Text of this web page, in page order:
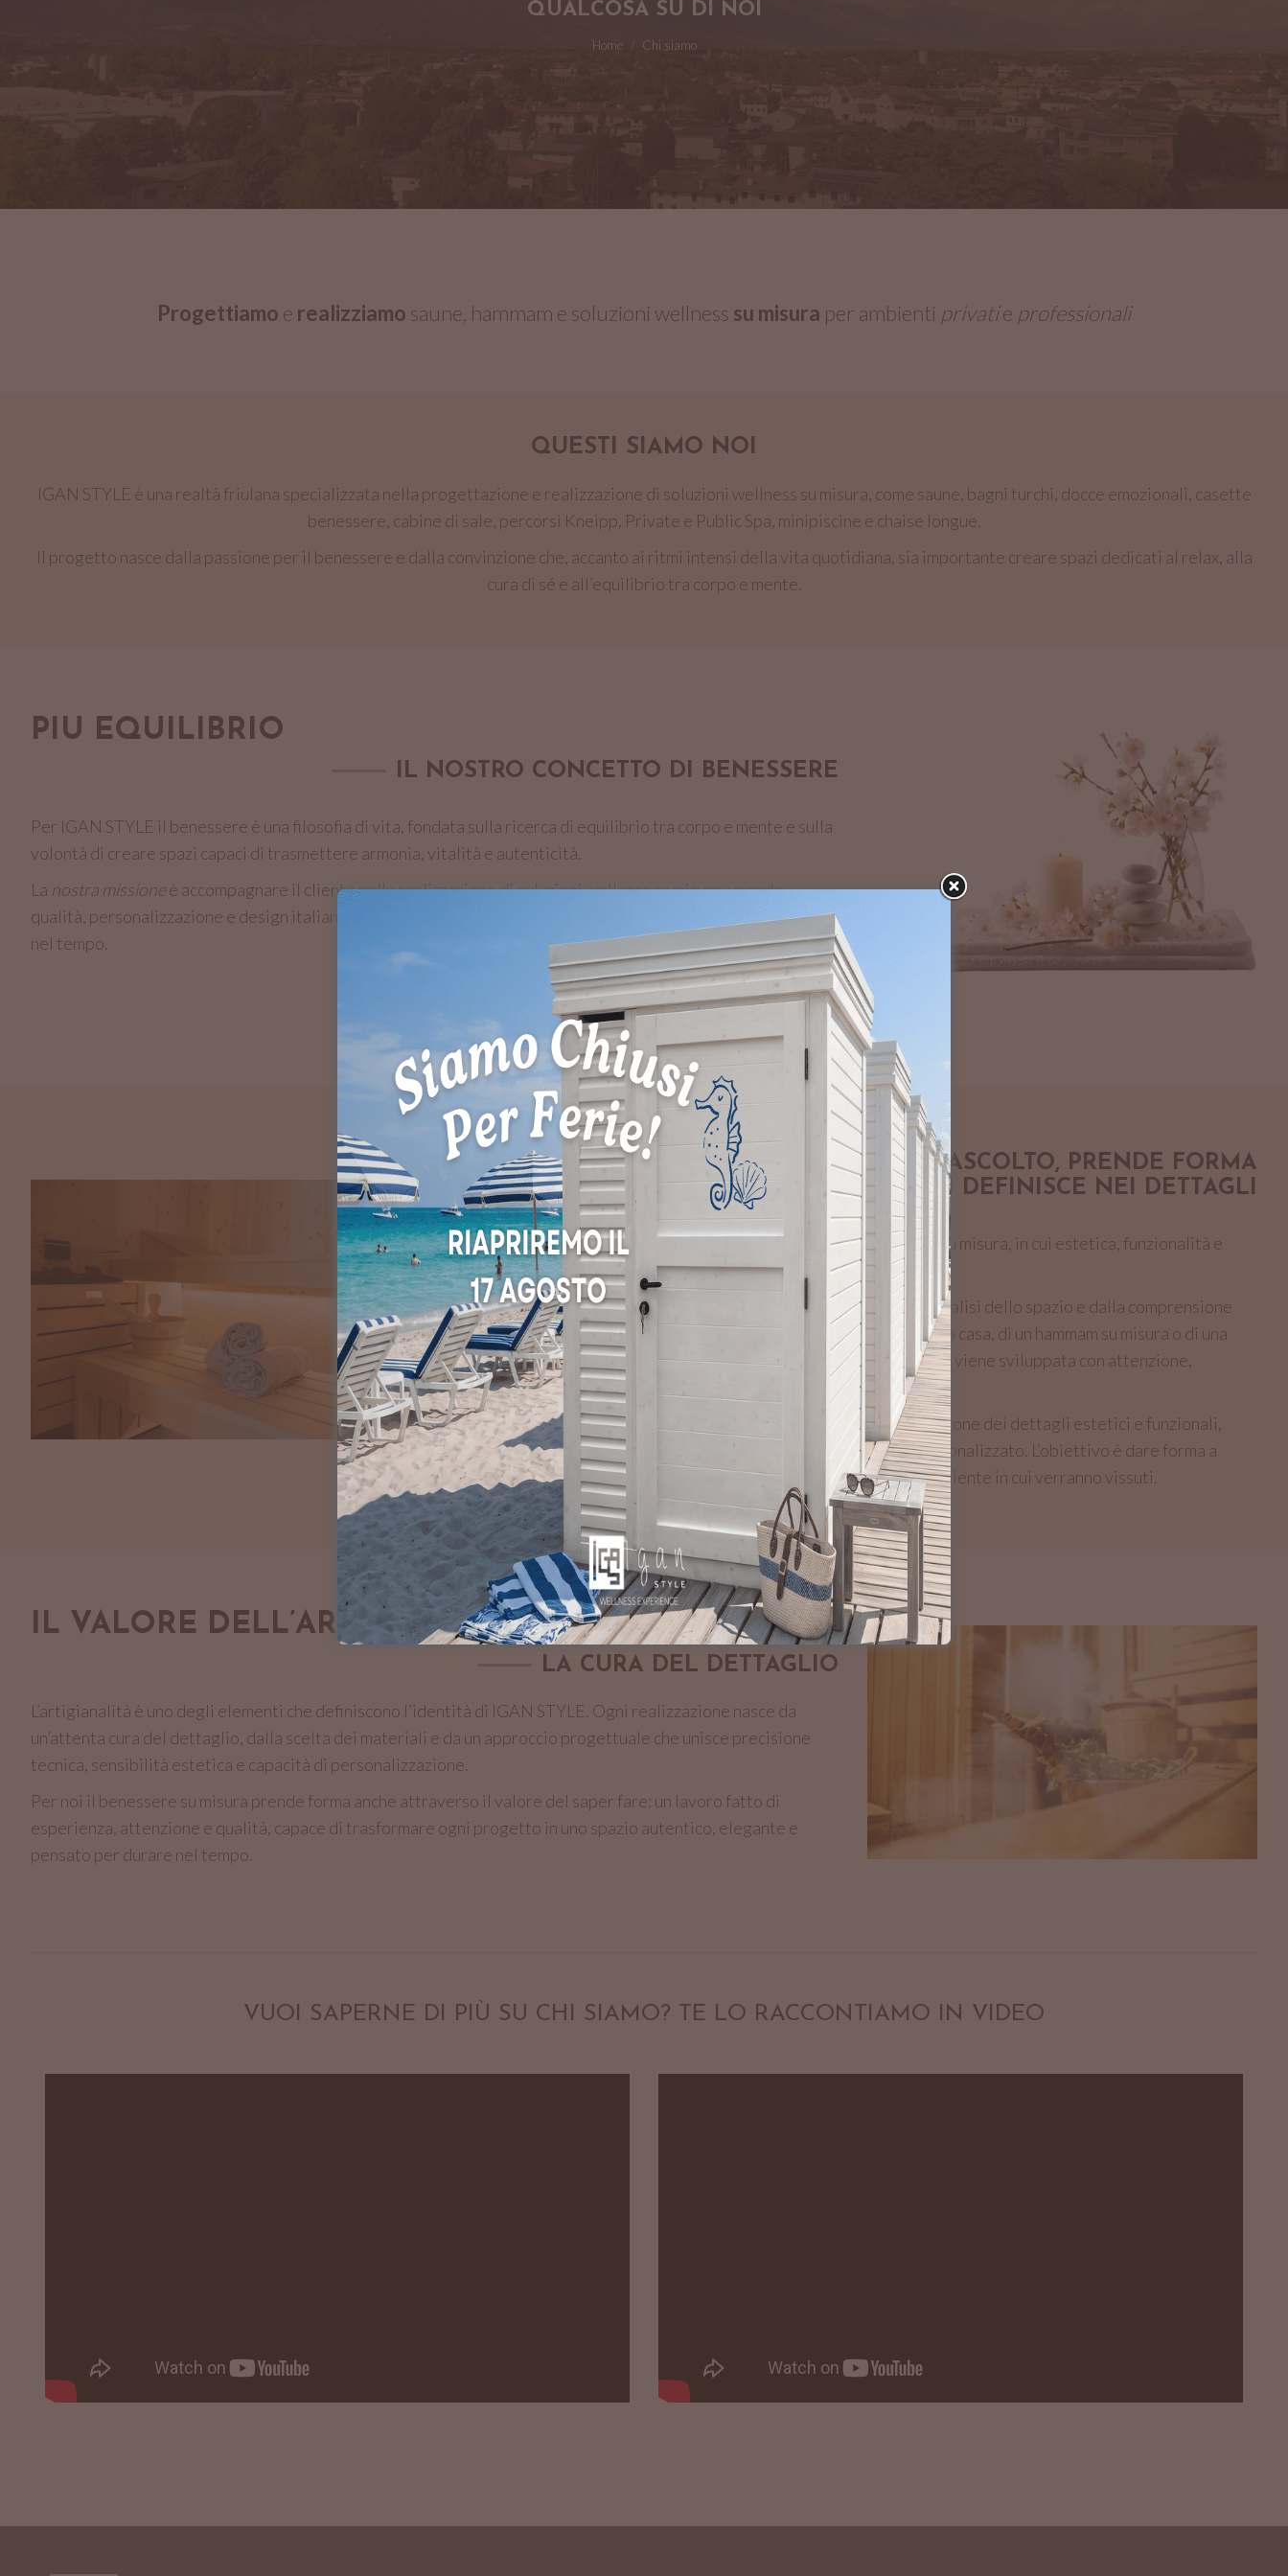
QUALCOSA SU DI NOI
Tu sei qui:
Home Chi siamo
Progettiamo e realizziamo saune, hammam e soluzioni wellness su misura per ambienti privatie professionali
QUESTI SIAMO NOI
IGAN STYLE è una realtà friulana specializzata nella progettazione e realizzazione di soluzioni wellness su misura, come saune, bagni turchi, docce emozionali, casette
benessere, cabine di sale, percorsi Kneipp, Private e Public Spa, minipiscine e chaise longue.
Il progetto nasce dalla passione per il benessere e dalla convinzione che, accanto ai ritmi intensi della vita quotidiana, sia importante creare spazi dedicati al relax, alla
cura di sé e all’equilibrio tra corpo e mente.
PIÙ EQUILIBRIO
IL NOSTRO CONCETTO DI BENESSERE
Per IGAN STYLE il benessere è una filosofia di vita, fondata sulla ricerca di equilibrio tra corpo e mente e sulla
volontà di creare spazi capaci di trasmettere armonia, vitalità e autenticità.
La nostra missioneè accompagnare il cliente nella realizzazione di soluzioni wellness su misura, unendo
qualità, personalizzazione e design italiano per dare forma a progetti eleganti, funzionali e pensati per durare
nel tempo.
COME LAVORIAMO
OGNI PROGETTO NASCE DALL'ASCOLTO, PRENDE FORMA
NELLA PROGETTAZIONE E SI DEFINISCE NEI DETTAGLI
Ogni progetto firmato IGAN STYLE nasce da un percorso costruito su misura, in cui estetica, funzionalità e
benessere vengono studiati in modo armonioso.
Il nostro metodo parte dall’ascolto delle esigenze del cliente, dall’analisi dello spazio e dalla comprensione
del risultato che si desidera ottenere. Che si tratti di una sauna per la casa, di un hammam su misura o di una
soluzione wellness per hotel e strutture ricettive, ogni realizzazione viene sviluppata con attenzione,
competenza e visione d’insieme.
Dalla progettazione tecnica alla scelta dei materiali, fino alla definizione dei dettagli estetici e funzionali,
accompagniamo ogni fase del lavoro con un approccio preciso e personalizzato. L’obiettivo è dare forma a
spazi wellness autentici, durevoli e perfettamente integrati nell’ambiente in cui verranno vissuti.
IL VALORE DELL’ARTIGIANALITÀ
LA CURA DEL DETTAGLIO
L’artigianalità è uno degli elementi che definiscono l’identità di IGAN STYLE. Ogni realizzazione nasce da
un’attenta cura del dettaglio, dalla scelta dei materiali e da un approccio progettuale che unisce precisione
tecnica, sensibilità estetica e capacità di personalizzazione.
Per noi il benessere su misura prende forma anche attraverso il valore del saper fare: un lavoro fatto di
esperienza, attenzione e qualità, capace di trasformare ogni progetto in uno spazio autentico, elegante e
pensato per durare nel tempo.
VUOI SAPERNE DI PIÙ SU CHI SIAMO? TE LO RACCONTIAMO IN VIDEO